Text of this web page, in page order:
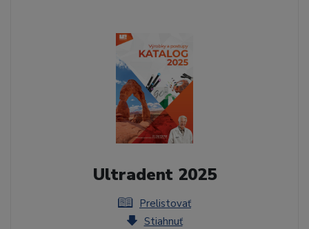
Ultradent 2025
Prelistovať
Stiahnuť